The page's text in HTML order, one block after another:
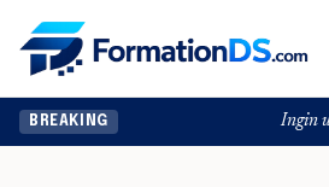
BREAKING Ingin